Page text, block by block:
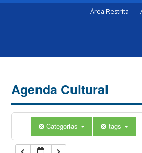
Área Restrita
Agenda Cultural
Categorias tags
5:00